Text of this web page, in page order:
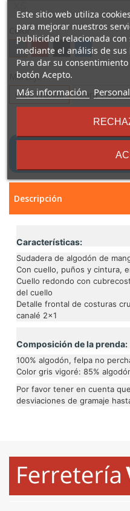
Color
Gris Rojo NegroAzul
Marcaje
Cara Frontal
Cara Trasera
Descripción
Características:
Sudadera de algodón de
Con cuello, puños y cintura,
Cuello redondo con
del cuello
Detalle frontal de costuras
canalé 2x1
Composición de la prenda:
100% algodón, felpa no
Color gris vigoré: 85%
Por favor tener en cuenta
desviaciones de gramaje
Este sitio web utiliza
para mejorar nuestros
publicidad relacionada con
mediante el análisis de
Para dar su
botón Acepto.
Más información
sobre
términos